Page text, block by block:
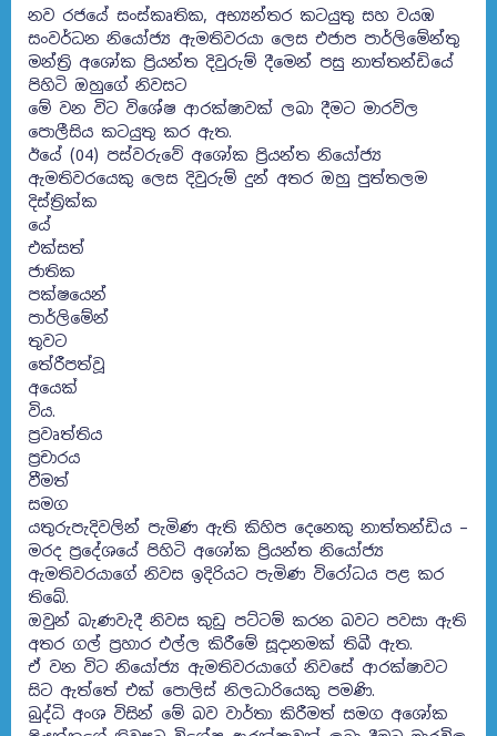
නව රජයේ සංස්කෘතික, අභ්‍යන්තර කටයුතු සහ වයඹ
සංවර්ධන නියෝජ්‍ය ඇමතිවරයා ලෙස එජාප පාර්ලිමේන්තු
මන්ත්‍රි අශෝක ප්‍රියන්ත දිවුරුම් දීමෙන් පසු නාත්තන්ඩියේ
පිහිටි ඔහුගේ නිවසට
මේ වන විට විශේෂ ආරක්ෂාවක් ලබා දීමට මාරවිල
පොලීසිය කටයුතු කර ඇත.
ඊයේ (04) පස්වරුවේ අශෝක ප්‍රියන්ත නියෝජ්‍ය
ඇමතිවරයෙකු ලෙස දිවුරුම් දුන් අතර ඔහු පුත්තලම
දිස්ත්‍රික්ක
යේ
එක්සත්
ජාතික
පක්ෂයෙන්
පාර්ලිමේන්
තුවට
තේරීපත්වූ
අයෙක්
විය.
ප්‍රවෘත්තිය
ප්‍රචාරය
වීමත්
සමග
යතුරුපැදිවලින් පැමිණ ඇති කිහිප දෙනෙකු නාත්තන්ඩිය –
මරද ප්‍රදේශයේ පිහිටි අශෝක ප්‍රියන්ත නියෝජ්‍ය
ඇමතිවරයාගේ නිවස ඉදිරියට පැමිණ විරෝධය පළ කර
තිබේ.
ඔවුන් බැණවැදී නිවස කුඩු පට්ටම් කරන බවට පවසා ඇති
අතර ගල් ප්‍රහාර එල්ල කිරීමේ සූදානමක් තිබී ඇත.
ඒ වන විට නියෝජ්‍ය ඇමතිවරයාගේ නිවසේ ආරක්ෂාවට
සිට ඇත්තේ එක් පොලිස් නිලධාරියෙකු පමණි.
බුද්ධි අංශ විසින් මේ බව වාර්තා කිරීමත් සමග අශෝක